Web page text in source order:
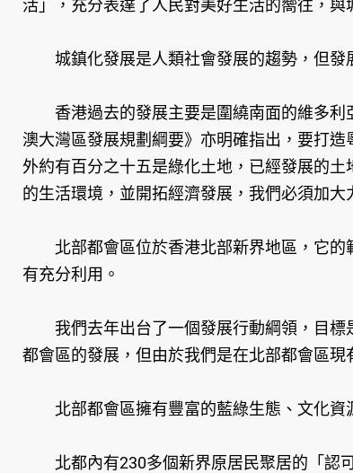
活」，充分表達了人民對美好生活的嚮往，與
城鎮化發展是人類社會發展的趨勢，但發
香港過去的發展主要是圍繞南面的維多利
澳大灣區發展規劃綱要》亦明確指出，要打
外約有百分之十五是綠化土地，已經發展的
的生活環境，並開拓經濟發展，我們必須加
北部都會區位於香港北部新界地區，它的
有充分利用。
我們去年出台了一個發展行動綱領，目標
都會區的發展，但由於我們是在北部都會區
北部都會區擁有豐富的藍綠生態、文化資
北都內有230多個新界原居民聚居的「認可